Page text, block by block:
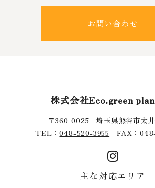
お問い合わせ
株式会社Eco.green
〒360-0025埼玉県熊谷市太
TEL：048-520-3955 FAX：
主な対応エリア